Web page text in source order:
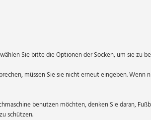
Sie bitte die Optionen der Socken, um sie zu
müssen Sie sie nicht erneut eingeben.
benutzen möchten, denken Sie daran,
schützen.